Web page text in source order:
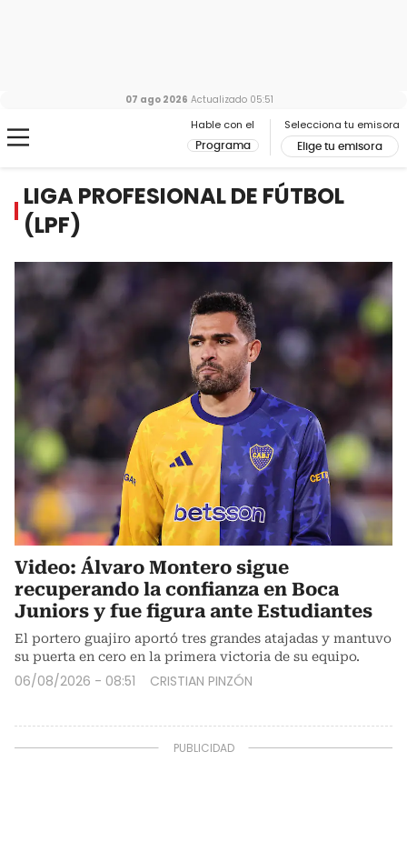
Hable con el
Programa
Selecciona tu emisora
Elige tu emisora
07 ago 2026 Actualizado 05:51
LIGA PROFESIONAL DE FÚTBOL
(LPF)
Video: Álvaro Montero sigue
recuperando la confianza en Boca
Juniors y fue figura ante Estudiantes
El portero guajiro aportó tres grandes atajadas y mantuvo
su puerta en cero en la primera victoria de su equipo.
06/08/2026 - 08:51 CRISTIAN PINZÓN